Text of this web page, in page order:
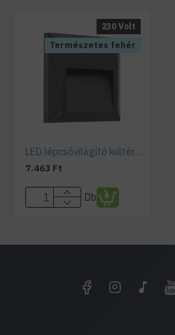
Természetes fehér
230 Volt
LED lépcsővilágító kültéri, természetes fehér, antracit
7.463 Ft
Db